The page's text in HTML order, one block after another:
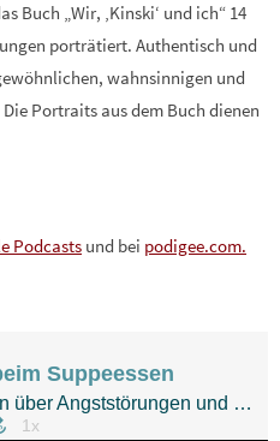
Buch „Wir, ‚Kinski‘ und ich“ 14
porträtiert. Authentisch und
wahnsinnigen und
Portraits aus dem Buch dienen
Podcasts und bei podigee.com.